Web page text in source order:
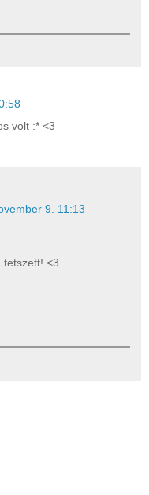
volt :* <3
9. 11:13
tetszett! <3